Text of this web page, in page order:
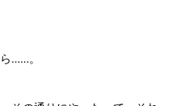
……。